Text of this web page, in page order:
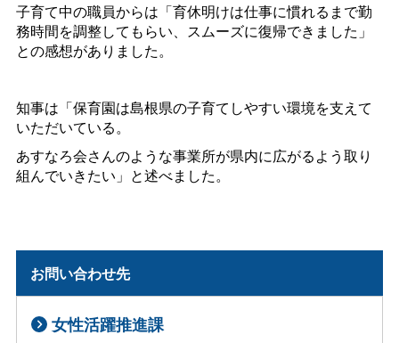
子育て中の職員からは「育休明けは仕事に慣れるまで勤
務時間を調整してもらい、スムーズに復帰できました」
との感想がありました。
知事は「保育園は島根県の子育てしやすい環境を支えて
いただいている。
あすなろ会さんのような事業所が県内に広がるよう取り
組んでいきたい」と述べました。
お問い合わせ先
女性活躍推進課